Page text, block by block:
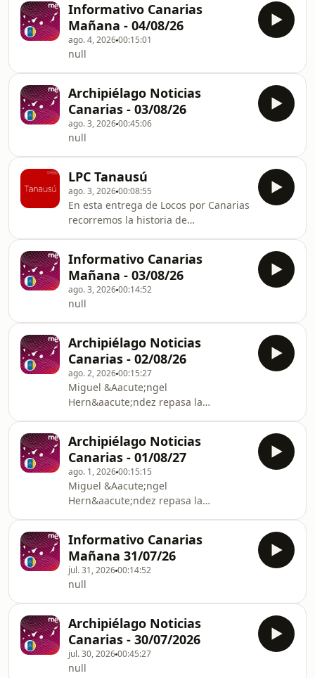
con retratos y bodegones, en los
a&ntilde;os cincuenta se
adentr&oacute; en la
abstracci&oacute;n y se
convirti&oacute; en una figura clave
de la renovaci&oacute;n
art&iacute;stica de Canarias.El
cap&iacute;tulo recuerda su
participaci&oacute;n en el Grupo Es
Informativo Canarias
Mañana - 04/08/26
ago. 4, 202600:15:01
null
Archipiélago Noticias
Canarias - 03/08/26
ago. 3, 202600:45:06
null
LPC Tanausú
ago. 3, 202600:08:55
En esta entrega de Locos por Canarias
recorremos la historia de
referente de la resistencia
benahoarita en La Palma.El
cap&iacute;tulo recuerda la defensa
de la Caldera de Taburiente, los
intentos fallidos de las tropas
castellanas por entrar en su territorio,
la emboscada que termin&oacute;
con su captura y su muerte durante el
tra
Informativo Canarias
Mañana - 03/08/26
ago. 3, 202600:14:52
null
Archipiélago Noticias
Canarias - 02/08/26
ago. 2, 202600:15:27
Miguel &Aacute;ngel
Hern&aacute;ndez repasa la
Archipiélago Noticias
Canarias - 01/08/27
ago. 1, 202600:15:15
Miguel &Aacute;ngel
Hern&aacute;ndez repasa la
Informativo Canarias
Mañana 31/07/26
jul. 31, 202600:14:52
null
Archipiélago Noticias
Canarias - 30/07/2026
jul. 30, 202600:45:27
null